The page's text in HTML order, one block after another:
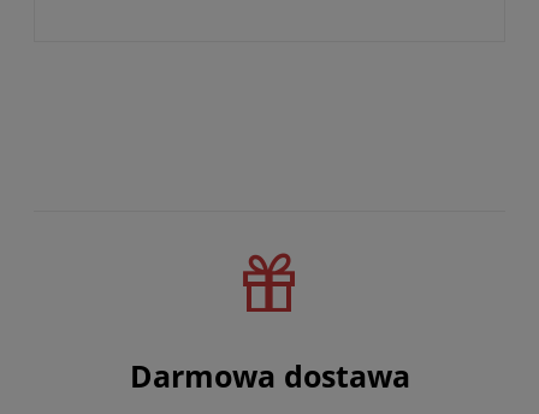
Darmowa dostawa